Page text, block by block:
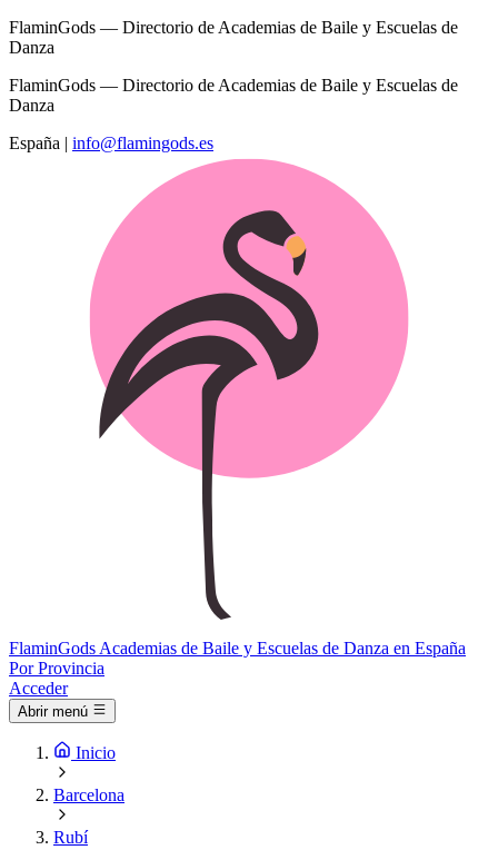
FlaminGods — Directorio de Academias de Baile y Escuelas de
Danza
FlaminGods — Directorio de Academias de Baile y Escuelas de
Danza
España | info@flamingods.es
FlaminGods Academias de Baile y Escuelas de Danza en España
Por Provincia
Acceder
Abrir menú
Inicio
Barcelona
Rubí